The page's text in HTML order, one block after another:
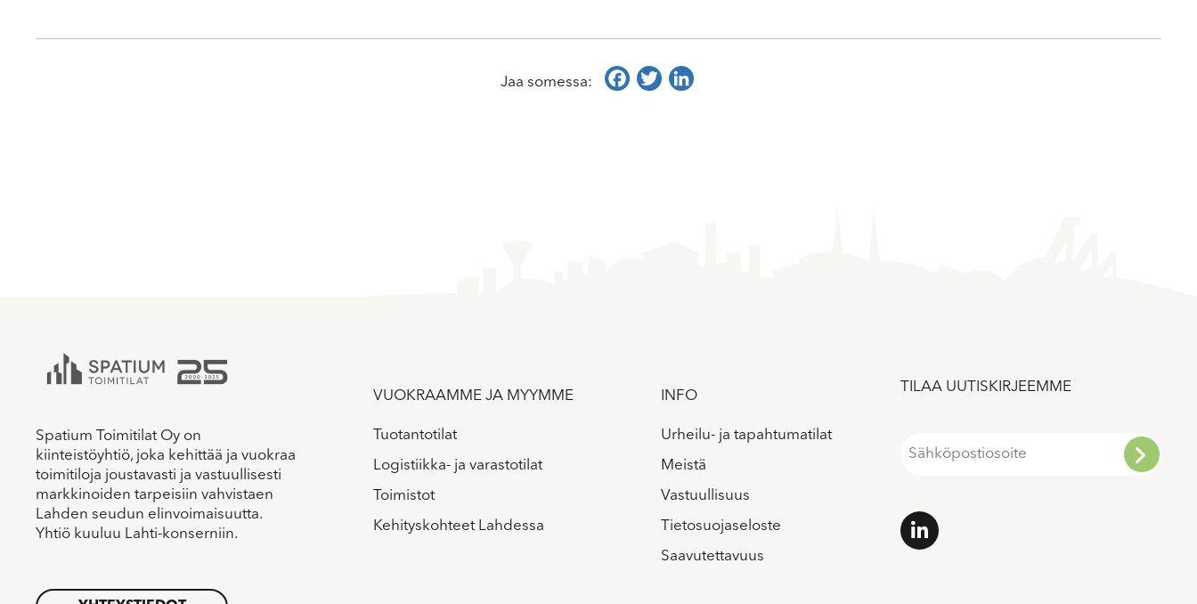
Jaa somessa: Facebook
Twitter
Spatium Toimitilat Oy on
kiinteistöyhtiö, joka kehittää ja vuokraa
toimitiloja joustavasti ja vastuullisesti
markkinoiden tarpeisiin vahvistaen
Lahden seudun elinvoimaisuutta.
Yhtiö kuuluu Lahti-konserniin.
VUOKRAAMME JA MYYMME
Tuotantotilat
Logistiikka- ja varastotilat
Toimistot
Kehityskohteet Lahdessa
INFO
Urheilu- ja tapahtumatilat
Meistä
Vastuullisuus
Tietosuojaseloste
Saavutettavuus
TILAA UUTISKIRJEEMME